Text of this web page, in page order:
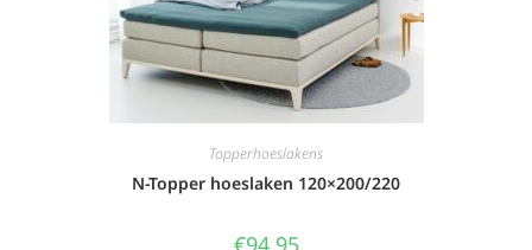
Topperhoeslakens
N-Topper hoeslaken 120×200/220
€94,95